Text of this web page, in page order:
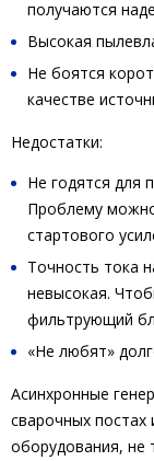
получаются
Высокая
Не боятся
качестве
Недостатки:
Не годятся для
Проблему
стартового
Точность тока
невысокая.
фильтрующий
«Не любят»
Асинхронные
сварочных постах
оборудования, не